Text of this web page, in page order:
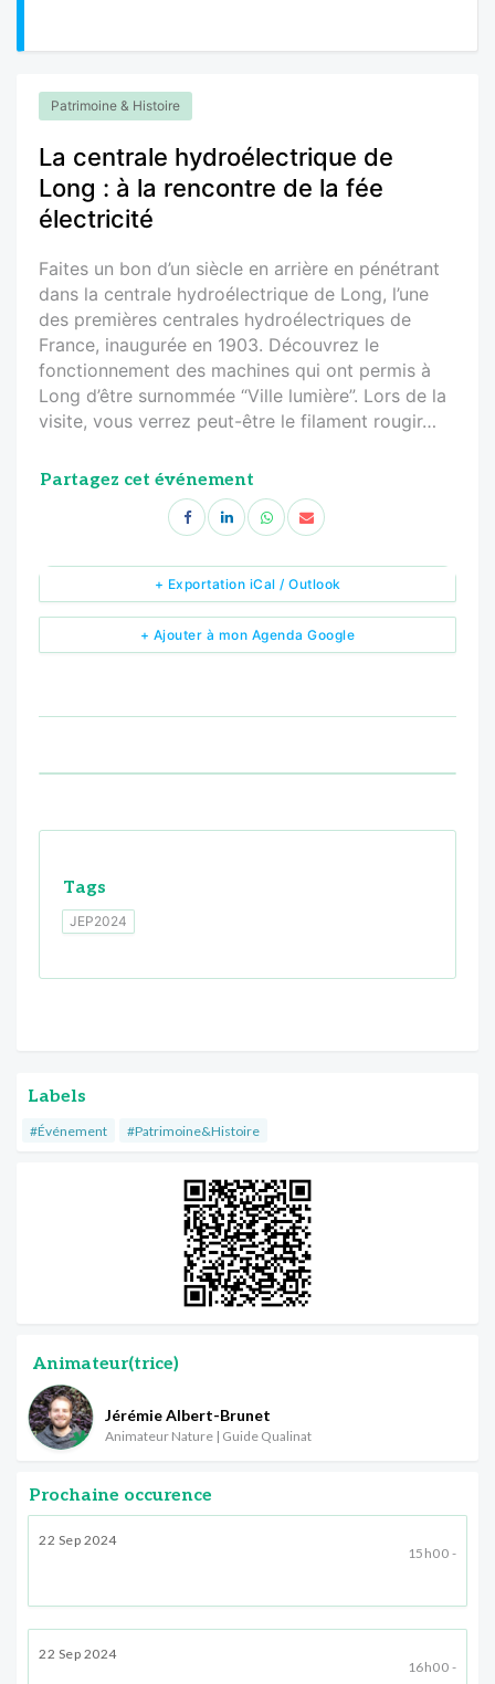
Patrimoine & Histoire
La centrale hydroélectrique de
Long : à la rencontre de la fée
électricité
Faites un bon d’un siècle en arrière en pénétrant
dans la centrale hydroélectrique de Long, l’une
des premières centrales hydroélectriques de
France, inaugurée en 1903. Découvrez le
fonctionnement des machines qui ont permis à
Long d’être surnommée “Ville lumière”. Lors de la
visite, vous verrez peut-être le filament rougir…
Partagez cet événement
+ Ajouter à mon Agenda Google
+ Exportation iCal / Outlook
Tags
JEP2024
Labels
#Événement #Patrimoine&Histoire
Animateur(trice)
Jérémie Albert-Brunet
Animateur Nature | Guide Qualinat
Prochaine occurence
22 Sep 2024
15h00 -
22 Sep 2024
16h00 -